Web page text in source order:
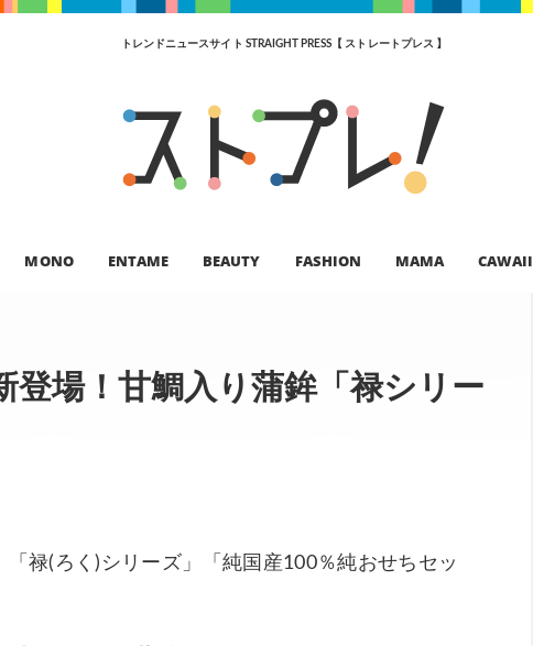
トレンドニュースサイト STRAIGHT PRESS【 ストレートプレス 】
MONO ENTAME BEAUTY FASHION MAMA CAWAII
登場！甘鯛入り蒲鉾「禄シリー
禄(ろく)シリーズ」「純国産100％純おせちセッ